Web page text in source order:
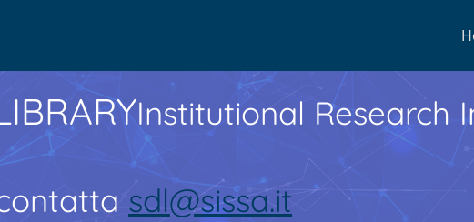
Institutional Research
sdl@sissa.it